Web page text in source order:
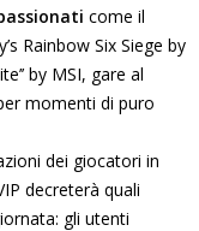
come il
Rainbow Six Siege by
by MSI, gare al
momenti di puro
dei giocatori in
decreterà quali
gli utenti